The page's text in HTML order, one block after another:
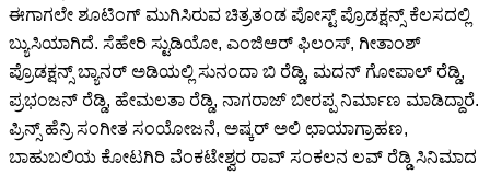
ಈಗಾಗಲೇ ಶೂಟಿಂಗ್ ಮುಗಿಸಿರುವ ಚಿತ್ರತಂಡ ಪೋಸ್ಟ್ ಪ್ರೊಡಕ್ಷನ್ಸ್ ಕೆಲಸದಲ್ಲಿ
ಬ್ಯುಸಿಯಾಗಿದೆ. ಸೆಹೇರಿ ಸ್ಟುಡಿಯೋ, ಎಂಜಿಆರ್ ಫಿಲಂಸ್, ಗೀತಾಂಶ್
ಪ್ರೊಡಕ್ಷನ್ಸ್ ಬ್ಯಾನರ್ ಅಡಿಯಲ್ಲಿ ಸುನಂದಾ ಬಿ ರೆಡ್ಡಿ, ಮದನ್ ಗೋಪಾಲ್ ರೆಡ್ಡಿ,
ಪ್ರಭಂಜನ್ ರೆಡ್ಡಿ, ಹೇಮಲತಾ ರೆಡ್ಡಿ, ನಾಗರಾಜ್ ಬೀರಪ್ಪ ನಿರ್ಮಾಣ ಮಾಡಿದ್ದಾರೆ.
ಪ್ರಿನ್ಸ್ ಹೆನ್ರಿ ಸಂಗೀತ ಸಂಯೋಜನೆ, ಅಷ್ಕರ್ ಅಲಿ ಛಾಯಾಗ್ರಾಹಣ,
ಬಾಹುಬಲಿಯ ಕೋಟಗಿರಿ ವೆಂಕಟೇಶ್ವರ ರಾವ್ ಸಂಕಲನ ಲವ್ ರೆಡ್ಡಿ ಸಿನಿಮಾದ